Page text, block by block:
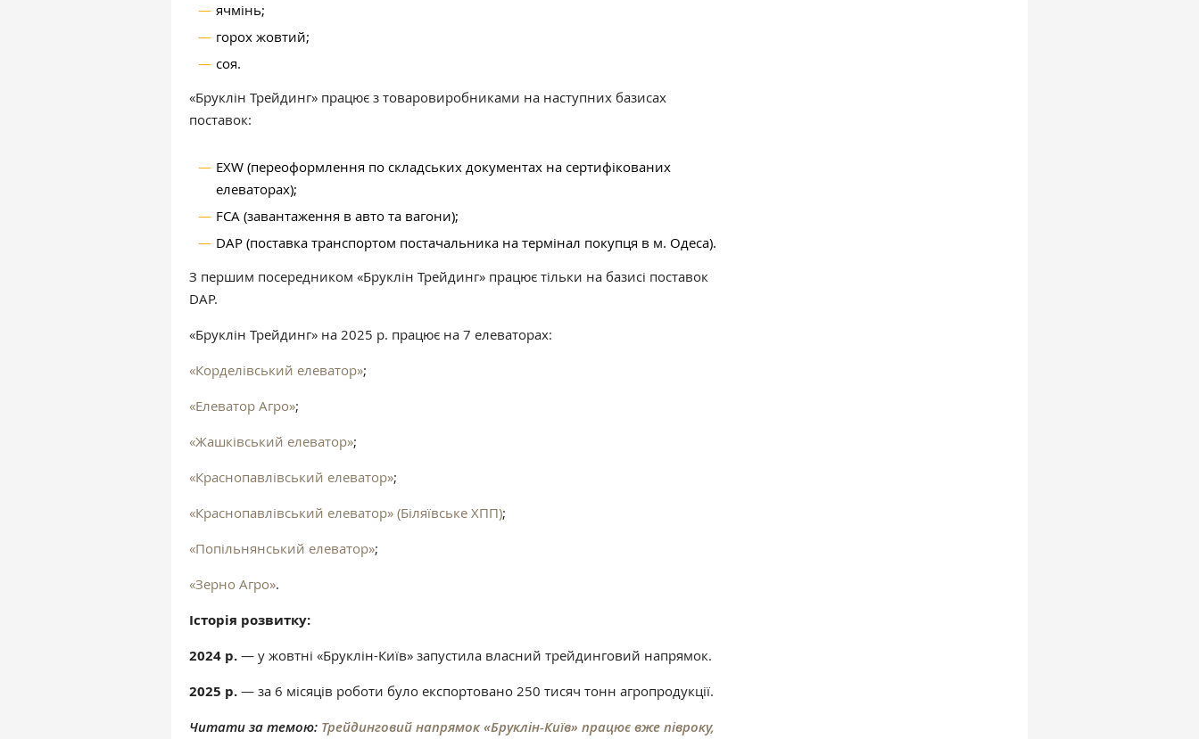
ячмінь;
горох жовтий;
соя.
«Бруклін Трейдинг» працює з товаровиробниками на наступних базисах
поставок:
EXW (переоформлення по складських документах на сертифікованих
елеваторах);
FCA (завантаження в авто та вагони);
DAP (поставка транспортом постачальника на термінал покупця в м. Одеса).
З першим посередником «Бруклін Трейдинг» працює тільки на базисі поставок
DAP.
«Бруклін Трейдинг» на 2025 р. працює на 7 елеваторах:
«Корделівський елеватор»;
«Елеватор Агро»;
«Жашківський елеватор»;
«Краснопавлівський елеватор»;
«Краснопавлівський елеватор» (Біляївське ХПП);
«Попільнянський елеватор»;
«Зерно Агро».
Історія розвитку:
2024 р. — у жовтні «Бруклін-Київ» запустила власний трейдинговий напрямок.
2025 р. — за 6 місяців роботи було експортовано 250 тисяч тонн агропродукції.
Читати за темою: Трейдинговий напрямок «Бруклін-Київ» працює вже півроку,